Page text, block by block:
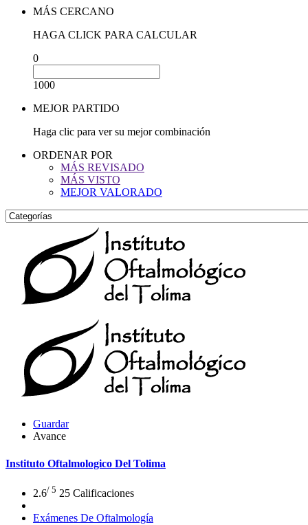
MÁS CERCANO
HAGA CLICK PARA CALCULAR
0
1000
MEJOR PARTIDO
Haga clic para ver su mejor combinación
ORDENAR POR
MÁS REVISADO
MÁS VISTO
MEJOR VALORADO
Guardar
Avance
Instituto Oftalmologico Del Tolima
2.6/ 5 25 Calificaciones
Exámenes De Oftalmología